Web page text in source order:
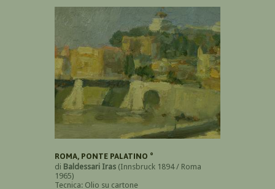
ROMA, PONTE PALATINO °
di Baldessari Iras (Innsbruck 1894 / Roma
1965)
Tecnica: Olio su cartone